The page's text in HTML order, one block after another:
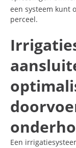
een systeem kunt
perceel.
Een